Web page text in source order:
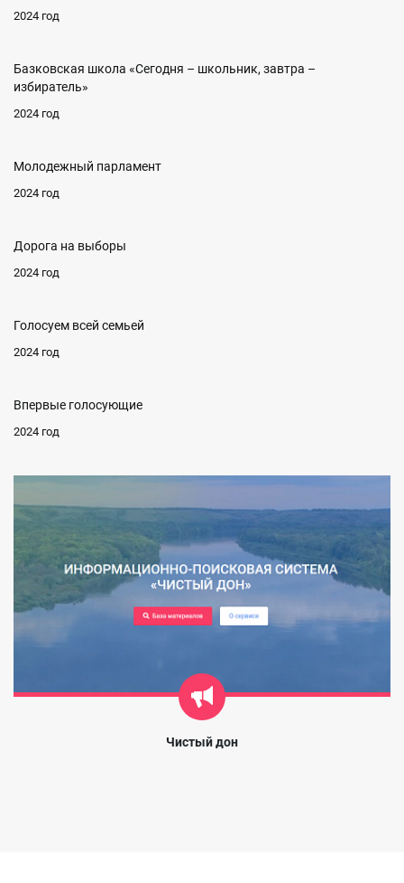
2024 год
Базковская школа «Сегодня – школьник, завтра –
избиратель»
2024 год
Молодежный парламент
2024 год
Дорога на выборы
2024 год
Голосуем всей семьей
2024 год
Впервые голосующие
2024 год
Чистый дон